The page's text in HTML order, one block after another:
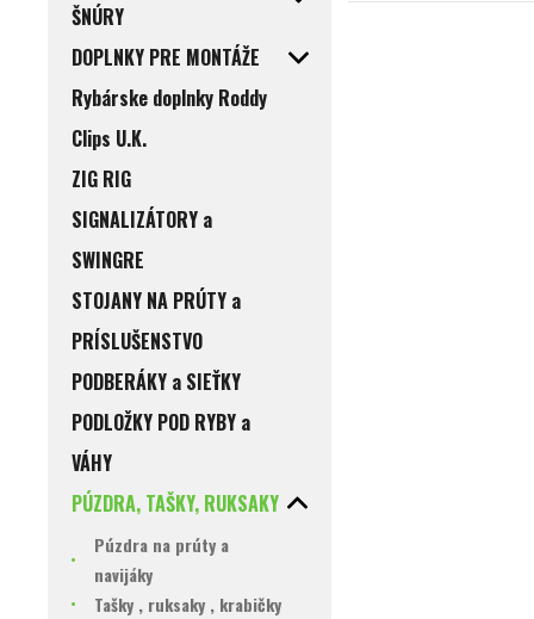
ŠNÚRY
DOPLNKY PRE MONTÁŽE
Rybárske doplnky Roddy
Clips U.K.
ZIG RIG
SIGNALIZÁTORY a
SWINGRE
STOJANY NA PRÚTY a
PRÍSLUŠENSTVO
PODBERÁKY a SIEŤKY
PODLOŽKY POD RYBY a
VÁHY
PÚZDRA, TAŠKY, RUKSAKY
Púzdra na prúty a
navijáky
Tašky , ruksaky , krabičky